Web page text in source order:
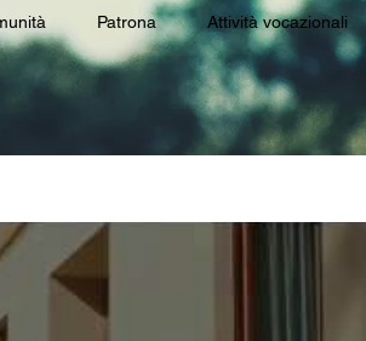
Patrona Attività vocazionali